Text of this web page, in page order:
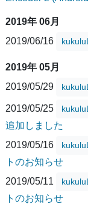
2019年 06月
2019/06/16
2019年 05月
2019/05/29
2019/05/25
追加しました
2019/05/16
トのお知らせ
2019/05/11
トのお知らせ